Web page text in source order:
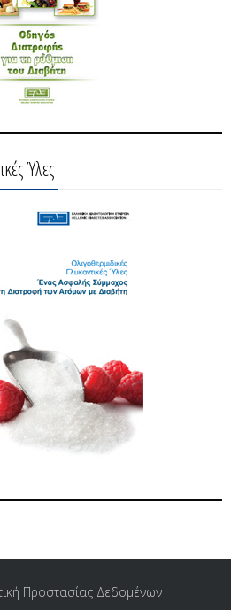
Ύλες
Προστασίας Δεδομένων